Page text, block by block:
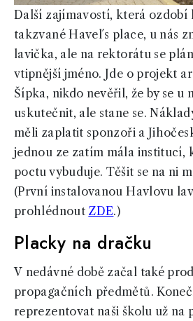
Další zajímavostí, která ozdobí
takzvané Havel´s place, u nás
lavička, ale na rektorátu se
vtipnější jméno. Jde o projekt
Šípka, nikdo nevěřil, že by se u
uskutečnit, ale stane se.
měli zaplatit sponzoři a
jednou ze zatím mála institucí,
poctu vybuduje. Těšit se na ni
(První instalovanou Havlovu
prohlédnout ZDE.)
Placky na dračku
V nedávné době začal také
propagačních předmětů.
reprezentovat naši školu už na